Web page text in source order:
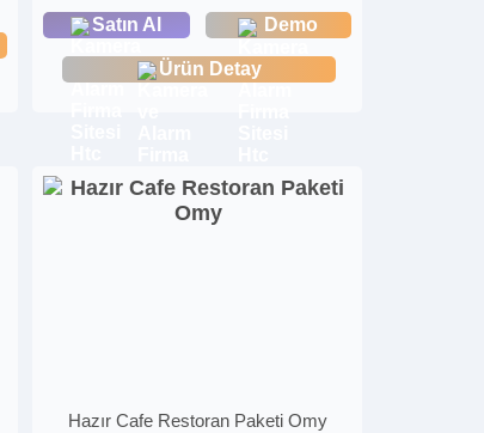
Satın Al Demo
Ürün Detay
Hazır Cafe Restoran Paketi Omy